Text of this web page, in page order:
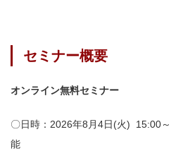
セミナー概要
オンライン無料セミナー
〇日時： 2026年8月4日(火) 15:00～
能